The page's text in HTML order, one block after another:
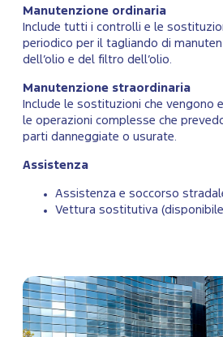
Manutenzione ordinaria
Include tutti i controlli e le
periodico per il tagliando di
dell’olio e del filtro dell’olio.
Manutenzione straordinaria
Include le sostituzioni che vengono
le operazioni complesse che
parti danneggiate o usurate.
Assistenza
Assistenza e soccorso
Vettura sostitutiva